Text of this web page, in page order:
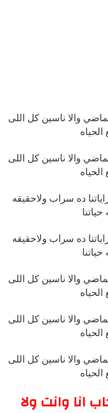
والا ناسين كل اللى
الحياه
والا ناسين كل اللى
الحياه
ده سراب ولاحقيقه
ده سراب ولاحقيقه
والا ناسين كل اللى
الحياه
والا ناسين كل اللى
الحياه
والا ناسين كل اللى
الحياه
انا وانت ولا